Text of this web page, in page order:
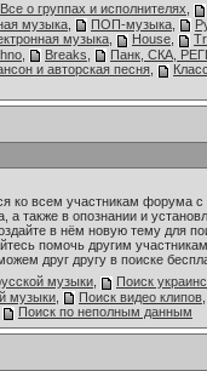
Все о группах и исполнителях
музыка ПОП-музыка
музыка House
Breaks Панк, СКА,
и авторская песня
ко всем участникам форума
также в опознании и
в нём новую тему для
помочь другим
друг другу в поиске
музыки Поиск
музыки Поиск видео клипов
Поиск по неполным данным